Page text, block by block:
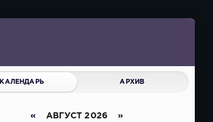
КАЛЕНДАРЬ АРХИВ
« АВГУСТ 2026 »